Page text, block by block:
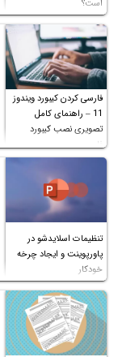
است؟
فارسی کردن کیبورد ویندوز
11 – راهنمای کامل
تصویری نصب کیبورد
فارسی
تنظیمات اسلایدشو در
پاورپوینت و ایجاد چرخه
خودکار